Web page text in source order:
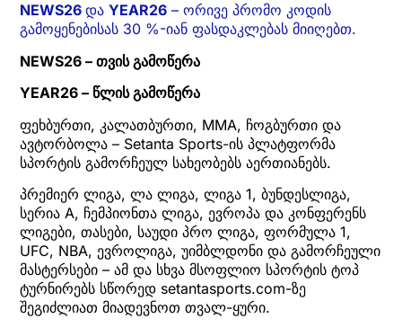
NEWS26 და YEAR26 – ორივე პრომო კოდის
გამოყენებისას 30 %-იან ფასდაკლებას მიიღებთ.
NEWS26 – თვის გამოწერა
YEAR26 – წლის გამოწერა
ფეხბურთი, კალათბურთი, MMA, ჩოგბურთი და
ავტორბოლა – Setanta Sports-ის პლატფორმა
სპორტის გამორჩეულ სახეობებს აერთიანებს.
პრემიერ ლიგა, ლა ლიგა, ლიგა 1, ბუნდესლიგა,
სერია A, ჩემპიონთა ლიგა, ევროპა და კონფერენს
ლიგები, თასები, საუდი პრო ლიგა, ფორმულა 1,
UFC, NBA, ევროლიგა, უიმბლდონი და გამორჩეული
მასტერსები – ამ და სხვა მსოფლიო სპორტის ტოპ
ტურნირებს სწორედ setantasports.com-ზე
შეგიძლიათ მიადევნოთ თვალ-ყური.